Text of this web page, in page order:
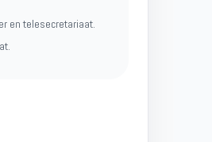
en telesecretariaat.